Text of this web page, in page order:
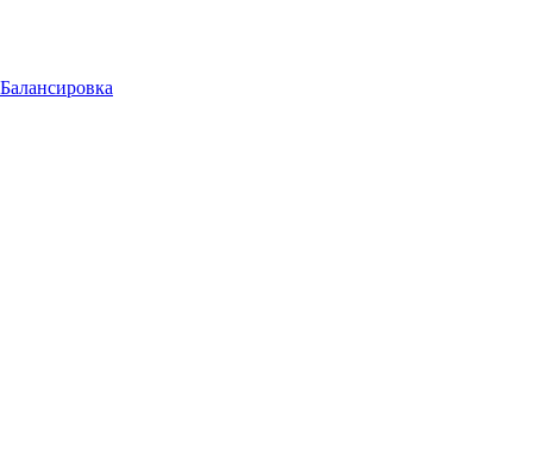
Балансировка